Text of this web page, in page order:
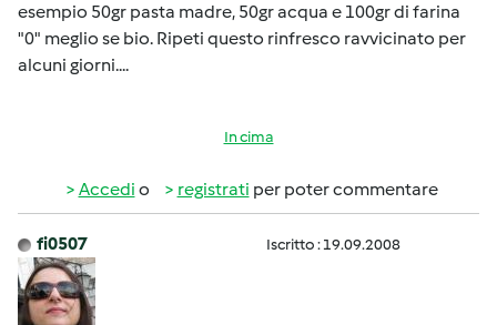
esempio 50gr pasta madre, 50gr acqua e 100gr di farina
"0" meglio se bio. Ripeti questo rinfresco ravvicinato per
alcuni giorni....
In cima
Accedi o registrati per poter commentare
fi0507 Iscritto : 19.09.2008